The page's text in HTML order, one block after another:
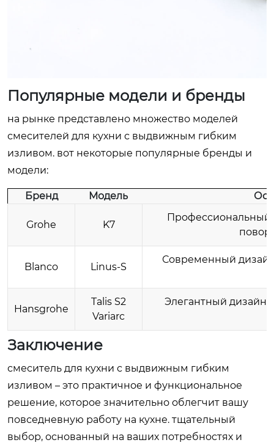
Популярные модели и бренды
на рынке представлено множество моделей
смесителей для кухни с выдвижным гибким
изливом. вот некоторые популярные бренды и
модели:
Бренд Модель
Grohe K7
Профессиональный
Blanco Linus-S
Современный
Hansgrohe
Talis S2
Variarc
Элегантный дизайн,
Заключение
смеситель для кухни с выдвижным гибким
изливом – это практичное и функциональное
решение, которое значительно облегчит вашу
повседневную работу на кухне. тщательный
выбор, основанный на ваших потребностях и